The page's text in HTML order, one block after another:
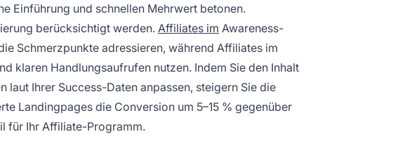
Einführung und schnellen Mehrwert betonen.
berücksichtigt werden. Affiliates im Awareness-
Schmerzpunkte adressieren, während Affiliates im
klaren Handlungsaufrufen nutzen. Indem Sie den Inhalt
Ihrer Success-Daten anpassen, steigern Sie die
Landingpages die Conversion um 5–15 % gegenüber
für Ihr Affiliate-Programm.